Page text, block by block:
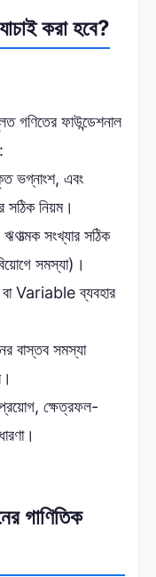
করা হবে?
গণিতের ফাউন্ডেশনাল
ভগ্নাংশ, এবং
সঠিক নিয়ম।
সংখ্যার সঠিক
সমস্যা)।
বা Variable ব্যবহার
বাস্তব সমস্যা
প্রয়োগ, ক্ষেত্রফল-
গাণিতিক